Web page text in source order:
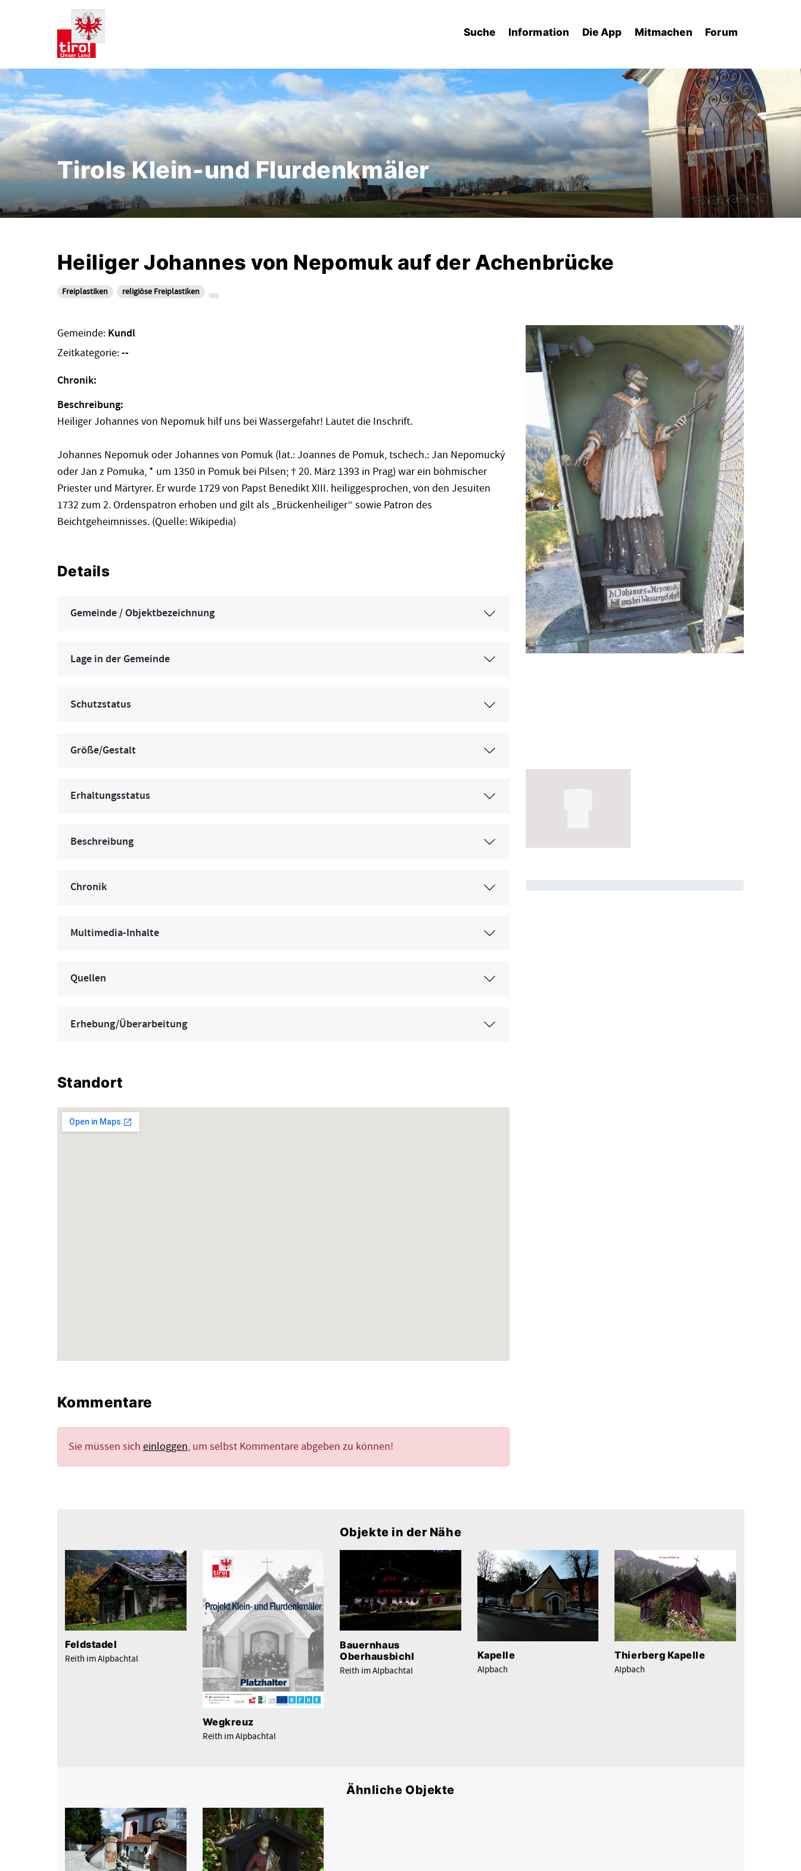
Suche Information Die App Mitmachen Forum
Tirols Klein-und Flurdenkmäler
Heiliger Johannes von Nepomuk auf der Achenbrücke
Freiplastiken religiöse Freiplastiken
Gemeinde: Kundl
Zeitkategorie:--
Chronik:
Beschreibung:
Heiliger Johannes von Nepomuk hilf uns bei Wassergefahr! Lautet die Inschrift.
Johannes Nepomuk oder Johannes von Pomuk (lat.: Joannes de Pomuk, tschech.: Jan Nepomucký
oder Jan z Pomuka, * um 1350 in Pomuk bei Pilsen; † 20. März 1393 in Prag) war ein böhmischer
Priester und Märtyrer. Er wurde 1729 von Papst Benedikt XIII. heiliggesprochen, von den Jesuiten
1732 zum 2. Ordenspatron erhoben und gilt als „Brückenheiliger“ sowie Patron des
Beichtgeheimnisses. (Quelle: Wikipedia)
Details
Gemeinde / Objektbezeichnung
Lage in der Gemeinde
Schutzstatus
Größe/Gestalt
Erhaltungsstatus
Beschreibung
Chronik
Multimedia-Inhalte
Quellen
Erhebung/Überarbeitung
Standort
Kommentare
Sie müssen sich einloggen, um selbst Kommentare abgeben zu können!
Objekte in der Nähe
Feldstadel
Reith im Alpbachtal
Wegkreuz
Reith im Alpbachtal
Bauernhaus
Oberhausbichl
Reith im Alpbachtal
Kapelle
Alpbach
Thierberg Kapelle
Alpbach
Ähnliche Objekte